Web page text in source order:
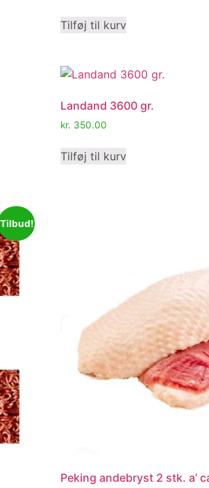
Tilføj til kurv
Landand 3600 gr.
kr. 350.00
Tilføj til kurv
Tilbud!
Peking andebryst 2 stk. a’